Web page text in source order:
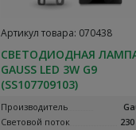
Артикул товара: 070438
СВЕТОДИОДНАЯ
GAUSS LED 3W G9
(SS107709103)
Производитель
Световой поток